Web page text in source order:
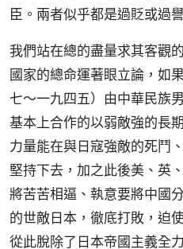
臣。兩者似乎都是過貶或過
我們站在總的盡量求其客觀
國家的總命運著眼立論，如
七～一九四五）由中華民族
基本上合作的以弱敵強的長
力量能在與日寇強敵的死鬥
堅持下去，加之此後美、英
將苦苦相逼、執意要將中國
的世敵日本，徹底打敗，迫
從此脫除了日本帝國主義全